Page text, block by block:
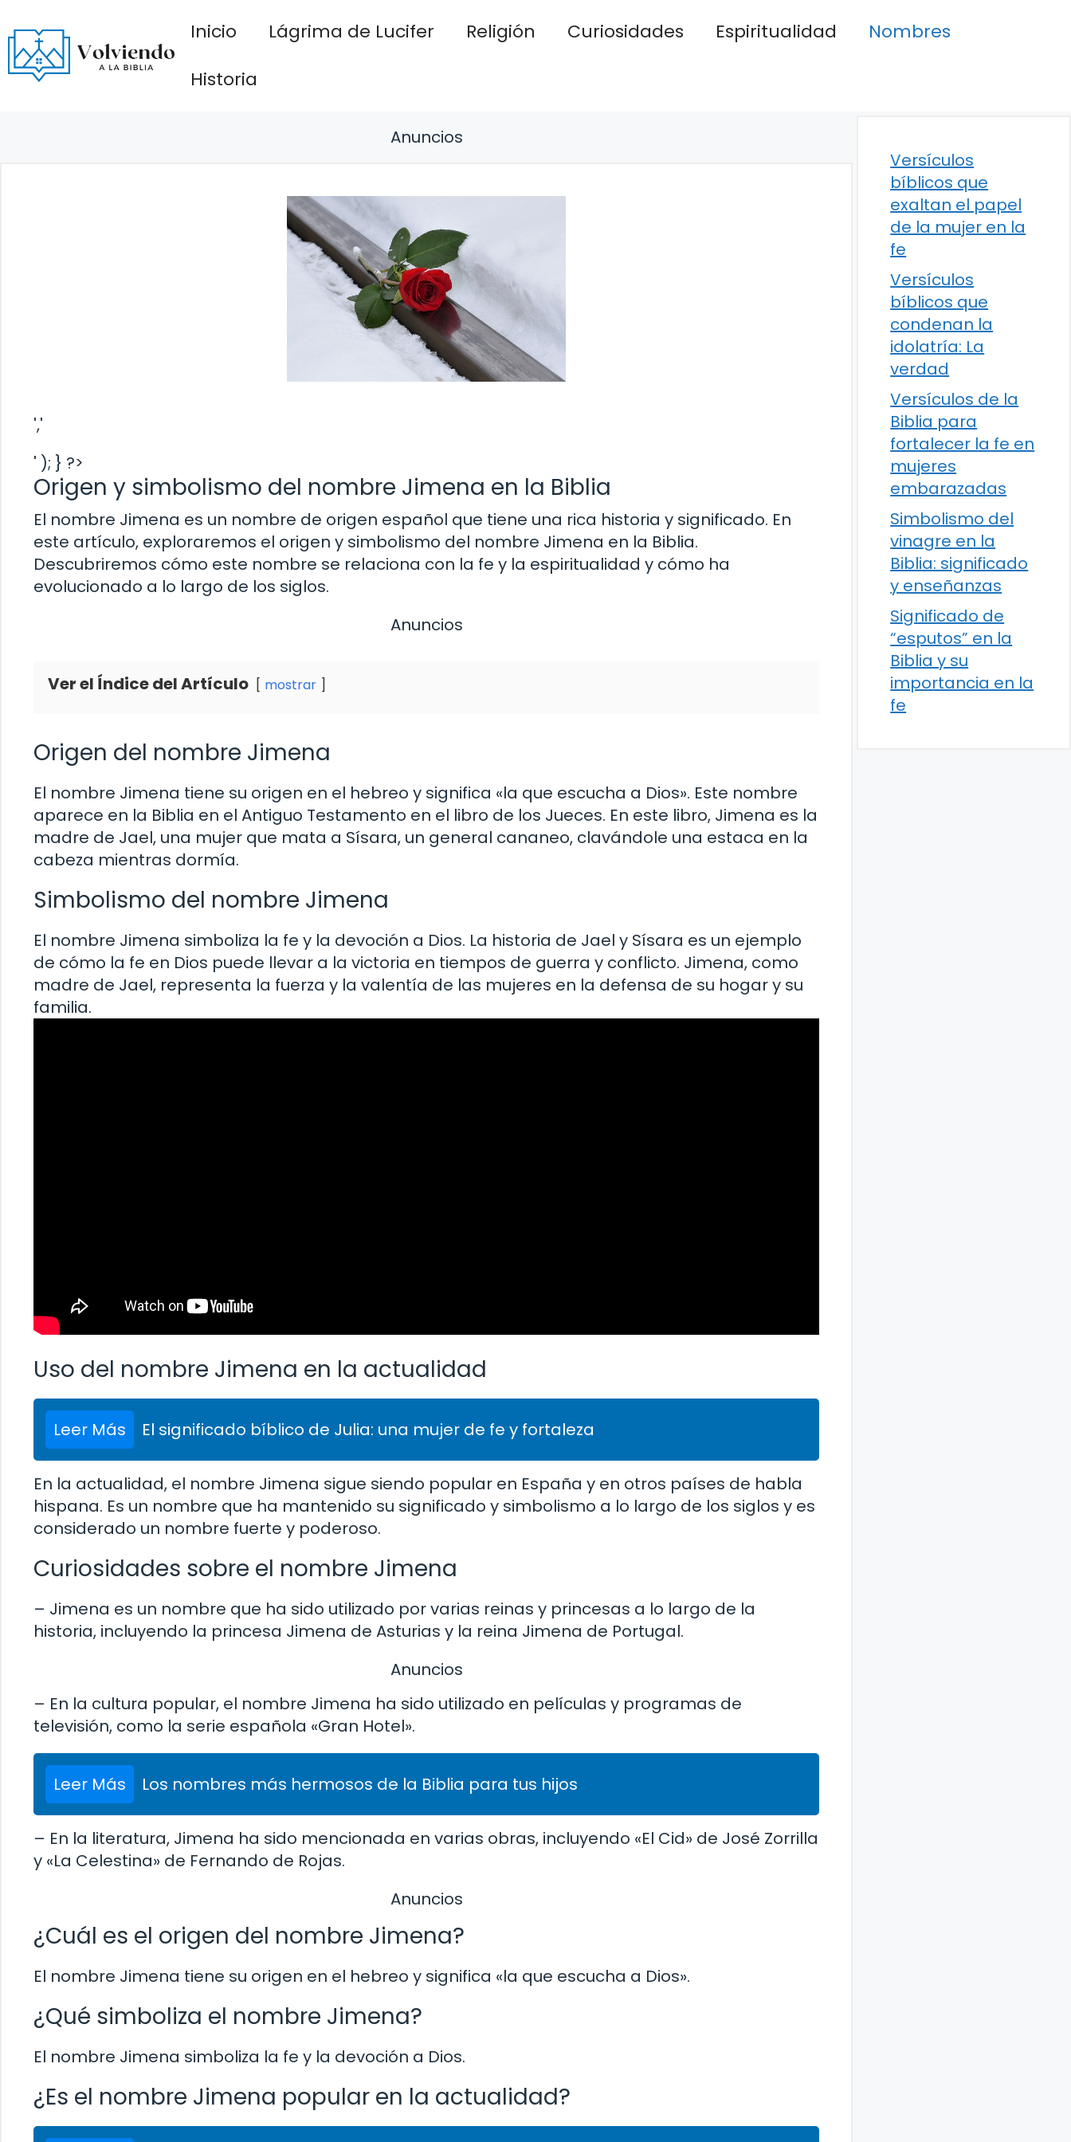
al
contenido
Inicio Lágrima de Lucifer Religión Curiosidades Espiritualidad
Nombres
Historia
Anuncios
','
' ); } ?>
Origen y simbolismo del nombre Jimena en la Biblia
El nombre Jimena es un nombre de origen español que tiene una rica historia y significado. En
este artículo, exploraremos el origen y simbolismo del nombre Jimena en la Biblia.
Descubriremos cómo este nombre se relaciona con la fe y la espiritualidad y cómo ha
evolucionado a lo largo de los siglos.
Anuncios
Ver el Índice del Artículo mostrar
Origen del nombre Jimena
El nombre Jimena tiene su origen en el hebreo y significa «la que escucha a Dios». Este nombre
aparece en la Biblia en el Antiguo Testamento en el libro de los Jueces. En este libro, Jimena es la
madre de Jael, una mujer que mata a Sísara, un general cananeo, clavándole una estaca en la
cabeza mientras dormía.
Simbolismo del nombre Jimena
El nombre Jimena simboliza la fe y la devoción a Dios. La historia de Jael y Sísara es un ejemplo
de cómo la fe en Dios puede llevar a la victoria en tiempos de guerra y conflicto. Jimena, como
madre de Jael, representa la fuerza y la valentía de las mujeres en la defensa de su hogar y su
familia.
Uso del nombre Jimena en la actualidad
Leer Más El significado bíblico de Julia: una mujer de fe y fortaleza
En la actualidad, el nombre Jimena sigue siendo popular en España y en otros países de habla
hispana. Es un nombre que ha mantenido su significado y simbolismo a lo largo de los siglos y es
considerado un nombre fuerte y poderoso.
Curiosidades sobre el nombre Jimena
– Jimena es un nombre que ha sido utilizado por varias reinas y princesas a lo largo de la
historia, incluyendo la princesa Jimena de Asturias y la reina Jimena de Portugal.
Anuncios
– En la cultura popular, el nombre Jimena ha sido utilizado en películas y programas de
televisión, como la serie española «Gran Hotel».
Leer Más Los nombres más hermosos de la Biblia para tus hijos
– En la literatura, Jimena ha sido mencionada en varias obras, incluyendo «El Cid» de José Zorrilla
y «La Celestina» de Fernando de Rojas.
Anuncios
¿Cuál es el origen del nombre Jimena?
El nombre Jimena tiene su origen en el hebreo y significa «la que escucha a Dios».
¿Qué simboliza el nombre Jimena?
El nombre Jimena simboliza la fe y la devoción a Dios.
¿Es el nombre Jimena popular en la actualidad?
Versículos
bíblicos que
exaltan el papel
de la mujer en la
fe
Versículos
bíblicos que
condenan la
idolatría: La
verdad
Versículos de la
Biblia para
fortalecer la fe en
mujeres
embarazadas
Simbolismo del
vinagre en la
Biblia: significado
y enseñanzas
Significado de
“esputos” en la
Biblia y su
importancia en la
fe